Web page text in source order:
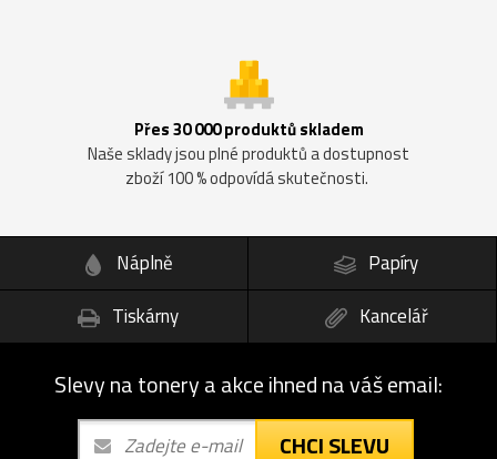
Přes 30 000 produktů skladem
Naše sklady jsou plné produktů a dostupnost
zboží 100 % odpovídá skutečnosti.
Náplně
Papíry
Tiskárny
Kancelář
Slevy na tonery a akce ihned na váš email:
CHCI SLEVU